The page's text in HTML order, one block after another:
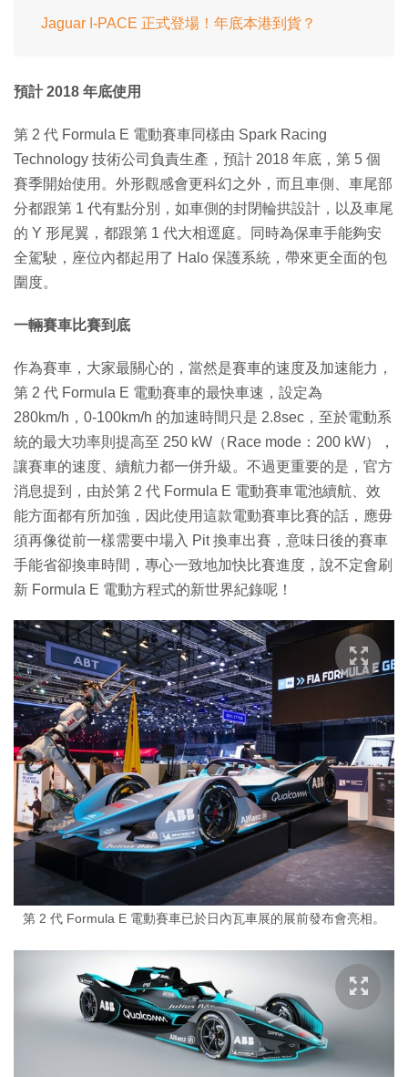
Jaguar I-PACE 正式登場！年底本港到貨？
預計 2018 年底使用
第 2 代 Formula E 電動賽車同樣由 Spark Racing
Technology 技術公司負責生產，預計 2018 年底，第 5 個
賽季開始使用。外形觀感會更科幻之外，而且車側、車尾部
分都跟第 1 代有點分別，如車側的封閉輪拱設計，以及車尾
的 Y 形尾翼，都跟第 1 代大相逕庭。同時為保車手能夠安
全駕駛，座位內都起用了 Halo 保護系統，帶來更全面的包
圍度。
一輛賽車比賽到底
作為賽車，大家最關心的，當然是賽車的速度及加速能力，
第 2 代 Formula E 電動賽車的最快車速，設定為
280km/h，0-100km/h 的加速時間只是 2.8sec，至於電動系
統的最大功率則提高至 250 kW（Race mode：200 kW），
讓賽車的速度、續航力都一併升級。不過更重要的是，官方
消息提到，由於第 2 代 Formula E 電動賽車電池續航、效
能方面都有所加強，因此使用這款電動賽車比賽的話，應毋
須再像從前一樣需要中場入 Pit 換車出賽，意味日後的賽車
手能省卻換車時間，專心一致地加快比賽進度，說不定會刷
新 Formula E 電動方程式的新世界紀錄呢！
第 2 代 Formula E 電動賽車已於日內瓦車展的展前發布會亮相。